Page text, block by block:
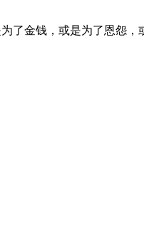
了金钱，或是为了恩怨